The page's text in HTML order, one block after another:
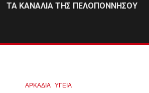
ΤΑ ΚΑΝΑΛΙΑ ΤΗΣ ΠΕΛΟΠΟΝΝΗΣΟΥ
ΑΡΚΑΔΊΑ ΥΓΕΙΑ